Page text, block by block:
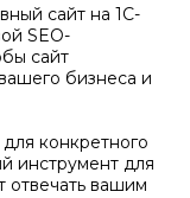
сайт на 1С-
SEO-
сайт
бизнеса и
конкретного
инструмент для
отвечать вашим